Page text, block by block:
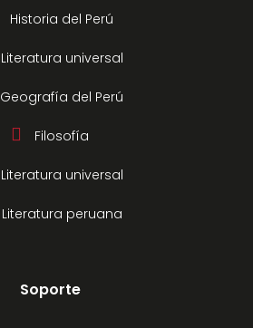
Historia del Perú
Literatura universal
Geografía del Perú
Filosofía
Literatura universal
Literatura peruana
Soporte